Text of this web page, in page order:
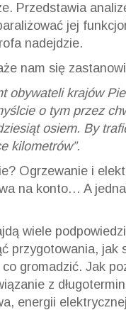
Przedstawia
jej
nadejdzie.
nam się
obywateli krajów
o tym przez
osiem. By
kilometrów”.
Ogrzewanie i
na konto… A
wiele
przygotowania,
gromadzić. Jak
z
energii